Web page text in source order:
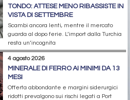
TONDO: ATTESE MENO RIBASSISTE IN
VISTA DI SETTEMBRE
Scambi ancora lenti, mentre il mercato
guarda al dopo ferie. L’import dalla Turchia
resta un’incognita
4 agosto 2026
MINERALE DI FERRO AI MINIMI DA 13
MESI
Offerta abbondante e margini siderurgici
ridotti prevalgono sui rischi legati a Port